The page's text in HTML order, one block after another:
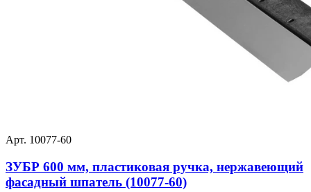
Арт. 10077-60
ЗУБР 600 мм, пластиковая ручка, нержавеющий
фасадный шпатель (10077-60)